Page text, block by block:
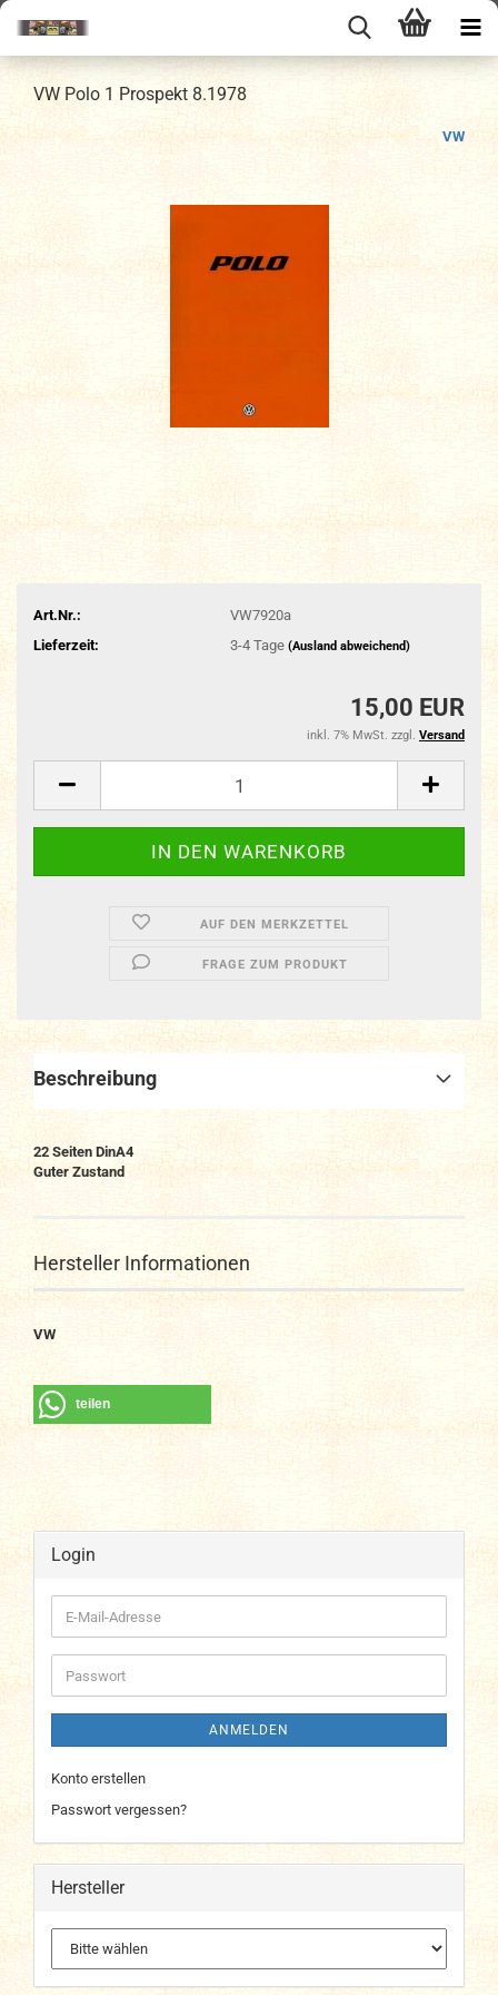
VW Polo 1 Prospekt 8.1978
VW
Art.Nr.:
VW7920a
Lieferzeit:
3-4 Tage (Ausland abweichend)
15,00 EUR
inkl. 7% MwSt. zzgl. Versand
AUF DEN MERKZETTEL
FRAGE ZUM PRODUKT
Beschreibung
22 Seiten DinA4
Guter Zustand
Hersteller Informationen
VW
teilen
Login
E-
Mail-
Adresse
Passwort
ANMELDEN
Konto erstellen
Passwort vergessen?
Hersteller